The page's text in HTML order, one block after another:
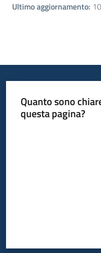
Ultimo aggiornamento:
Quanto sono
questa pagina?